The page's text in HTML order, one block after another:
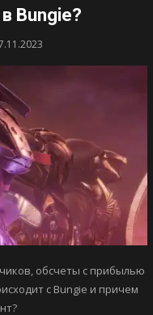
Bungie?
обсчеты с прибылью
с Bungie и причем